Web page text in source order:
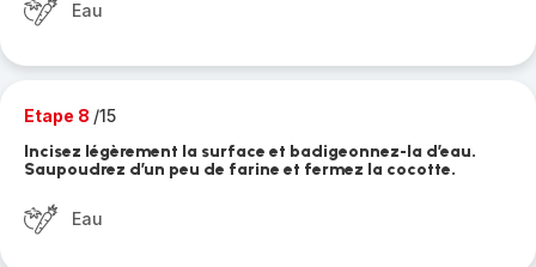
Eau
Etape 8 /15
Incisez légèrement la surface et badigeonnez-la d’eau.
Saupoudrez d’un peu de farine et fermez la cocotte.
Eau